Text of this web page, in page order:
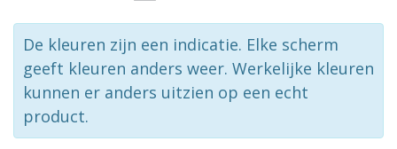
De kleuren zijn een indicatie. Elke scherm
geeft kleuren anders weer. Werkelijke kleuren
kunnen er anders uitzien op een echt
product.